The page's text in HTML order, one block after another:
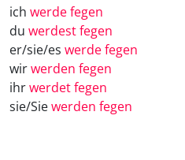
ich werde fegen
du werdest fegen
er/sie/es werde fegen
wirwerden fegen
ihrwerdet fegen
sie/Siewerden fegen